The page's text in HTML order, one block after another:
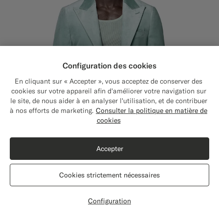
Close
Expédition vers : États-Unis ?
Mettez à jour votre adresse pour voir les
pour vous.
États-Unis(USD)
Modifier l'adresse
Configuration des cookies
En cliquant sur « Accepter », vous acceptez de conserver des
cookies sur votre appareil afin d'améliorer votre navigation sur
le site, de nous aider à en analyser l'utilisation, et de contribuer
à nos efforts de marketing. Consulter la politique en matière de
cookies
Configuration
Cookies strictement nécessaires
Accepter